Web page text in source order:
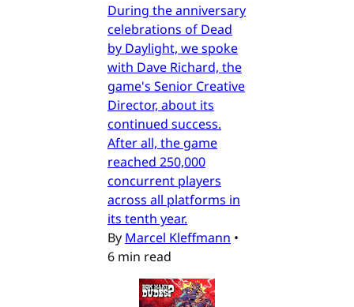
During the anniversary
celebrations of Dead
by Daylight, we spoke
with Dave Richard, the
game's Senior Creative
Director, about its
continued success.
After all, the game
reached 250,000
concurrent players
across all platforms in
its tenth year.
By Marcel Kleffmann •
6 min read